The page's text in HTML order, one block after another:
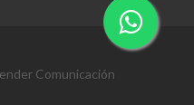
Comunicación